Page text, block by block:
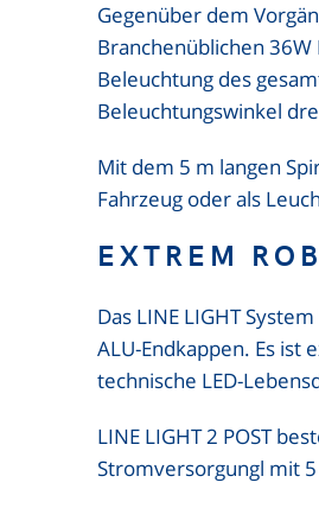
Gegenüber dem
Branchenüblichen
Beleuchtung des
Beleuchtungswinkel
Mit dem 5 m langen
Fahrzeug oder als
EXTREM
Das LINE LIGHT
ALU-Endkappen. Es
technische LED-
LINE LIGHT 2 POST
Stromversorgungl mit